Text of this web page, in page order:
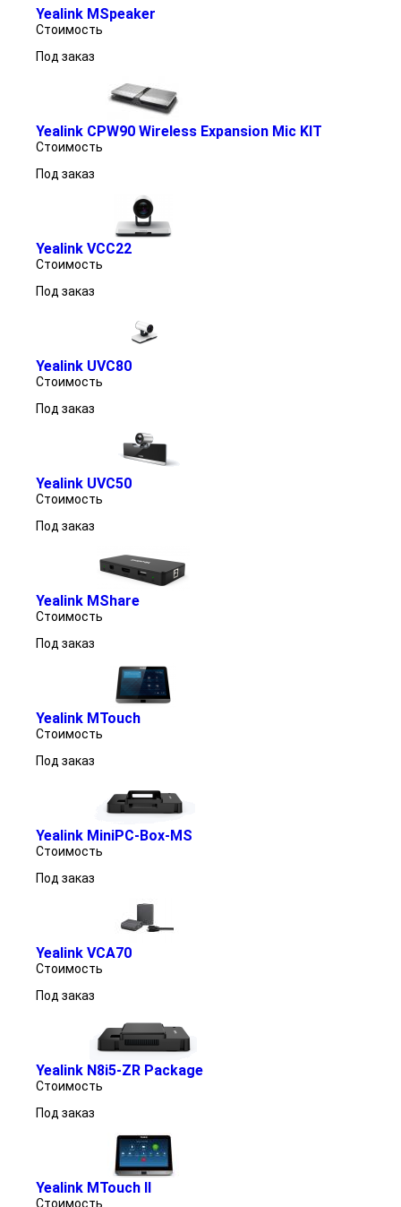
Yealink MSpeaker
Стоимость
Под заказ
Yealink CPW90 Wireless Expansion Mic KIT
Стоимость
Под заказ
Yealink VCC22
Стоимость
Под заказ
Yealink UVC80
Стоимость
Под заказ
Yealink UVC50
Стоимость
Под заказ
Yealink MShare
Стоимость
Под заказ
Yealink MTouch
Стоимость
Под заказ
Yealink MiniPC-Box-MS
Стоимость
Под заказ
Yealink VCA70
Стоимость
Под заказ
Yealink N8i5-ZR Package
Стоимость
Под заказ
Yealink MTouch II
Стоимость